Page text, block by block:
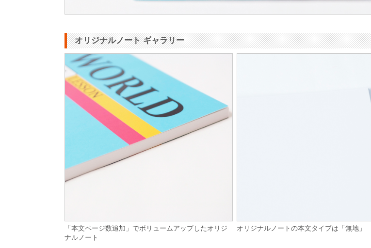
オリジナルノート ギャラリー
「本文ページ数追加」でボリュームアップしたオリジ
ナルノート
オリジナルノートの本文タイプは「無地」